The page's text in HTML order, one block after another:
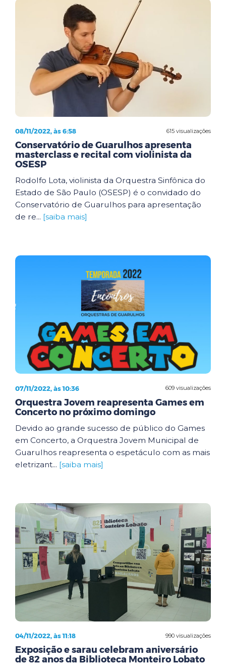
615 visualizações
08/11/2022, às 6:58
Conservatório de Guarulhos apresenta
masterclass e recital com violinista da
OSESP
Rodolfo Lota, violinista da Orquestra Sinfônica do
Estado de São Paulo (OSESP) é o convidado do
Conservatório de Guarulhos para apresentação
de re... [saiba mais]
609 visualizações
07/11/2022, às 10:36
Orquestra Jovem reapresenta Games em
Concerto no próximo domingo
Devido ao grande sucesso de público do Games
em Concerto, a Orquestra Jovem Municipal de
Guarulhos reapresenta o espetáculo com as mais
eletrizant... [saiba mais]
990 visualizações
04/11/2022, às 11:18
Exposição e sarau celebram aniversário
de 82 anos da Biblioteca Monteiro Lobato